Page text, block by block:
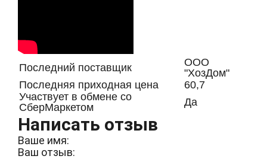
Последний поставщик
ООО
"ХозДом"
Последняя приходная цена
60,7
Участвует в обмене со
СберМаркетом
Да
Написать отзыв
Ваше имя:
Ваш отзыв: